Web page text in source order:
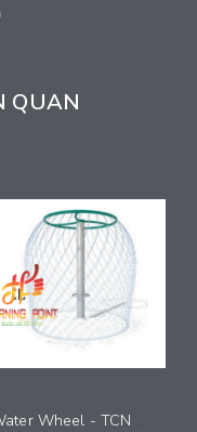
QUAN
Water Wheel - TCN 0021